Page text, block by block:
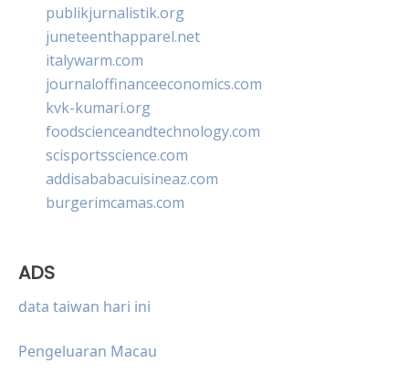
publikjurnalistik.org
juneteenthapparel.net
italywarm.com
journaloffinanceeconomics.com
kvk-kumari.org
foodscienceandtechnology.com
scisportsscience.com
addisababacuisineaz.com
burgerimcamas.com
ADS
data taiwan hari ini
Pengeluaran Macau